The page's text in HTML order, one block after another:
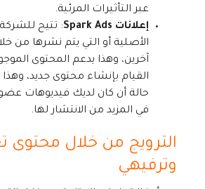
عبر التأثيرات المرئية.
إعلانات Spark Ads
: تتيح للشركة
الأصلية أو التي يتم نشرها من
آخرين، وهذا يدعم المحتوى
القيام بإنشاء محتوى جديد،
حالة أن كان لديك فيديوهات
في المزيد من الانتشار لها.
الترويج من خلال محتوى
وترفيهي